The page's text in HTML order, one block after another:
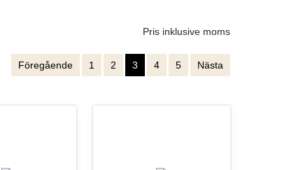
Pris inklusive moms
Föregående 1 2 3 4 5 Nästa